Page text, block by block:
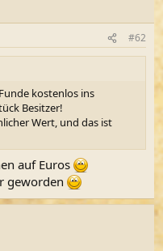
#62
kostenlos ins
Besitzer!
Wert, und das ist
auf Euros
geworden